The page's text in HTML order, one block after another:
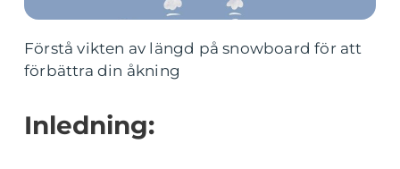
Förstå vikten av längd på snowboard för att
förbättra din åkning
Inledning: